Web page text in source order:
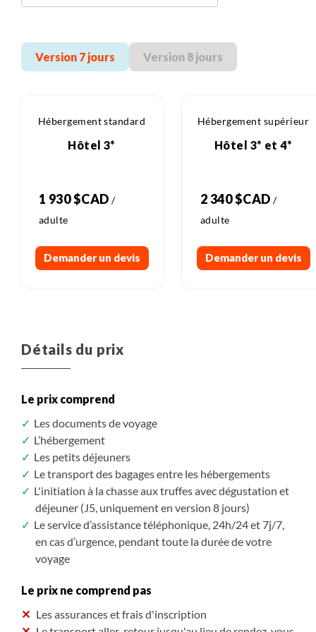
J9 : Motovun - Porec
J11 : Rovinj - Pula
J12 : Pula
Version 7 jours Version 8 jours
Hébergement standard
Hôtel 3*
1 930 $CAD
Demander un devis
Hébergement supérieur
Hôtel 3* et 4*
2 340 $CAD
Demander un devis
Détails du prix
Le prix comprend
Les documents de voyage
L’hébergement
Les petits déjeuners
Le transport des bagages entre les hébergements
L'initiation à la chasse aux truffes avec dégustation et
déjeuner (J5, uniquement en version 8 jours)
Le service d’assistance téléphonique, 24h/24 et 7j/7,
en cas d’urgence, pendant toute la durée de votre
voyage
Le prix ne comprend pas
Les assurances et frais d'inscription